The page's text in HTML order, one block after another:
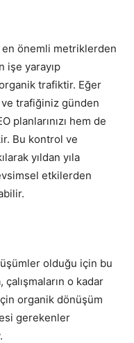
önemli metriklerden
işe yarayıp
trafiktir. Eğer
trafiğiniz günden
planlarınızı hem de
Bu kontrol ve
yıldan yıla
etkilerden
olduğu için bu
o kadar
organik dönüşüm
gerekenler